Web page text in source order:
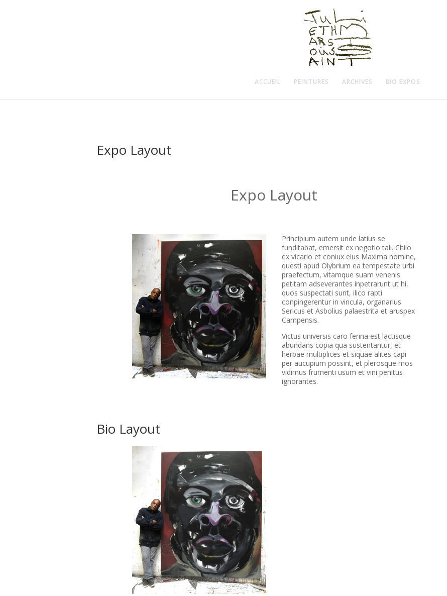
ACCUEIL PEINTURES ARCHIVES BIO EXPOS
Expo Layout
Expo Layout
Principium autem unde latius se
funditabat, emersit ex negotio tali. Chilo
ex vicario et coniux eius Maxima nomine,
questi apud Olybrium ea tempestate urbi
praefectum, vitamque suam venenis
petitam adseverantes inpetrarunt ut hi,
quos suspectati sunt, ilico rapti
conpingerentur in vincula, organarius
Sericus et Asbolius palaestrita et aruspex
Campensis.
Victus universis caro ferina est lactisque
abundans copia qua sustentantur, et
herbae multiplices et siquae alites capi
per aucupium possint, et plerosque mos
vidimus frumenti usum et vini penitus
ignorantes.
Bio Layout